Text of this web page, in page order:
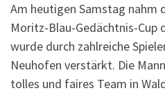
Am heutigen Samstag nahm
Moritz-Blau-Gedächtnis-Cup
wurde durch zahlreiche
Neuhofen verstärkt. Die
tolles und faires Team in